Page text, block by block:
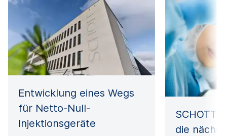
Entwicklung eines Wegs
für Netto-Null-
Injektionsgeräte
SCHOTT
die